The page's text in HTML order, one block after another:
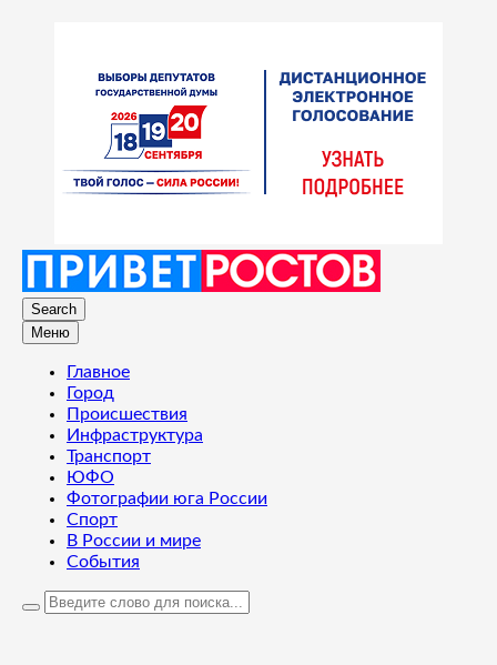
Search
Меню
Главное
Город
Происшествия
Инфраструктура
Транспорт
ЮФО
Фотографии юга России
Спорт
В России и мире
События